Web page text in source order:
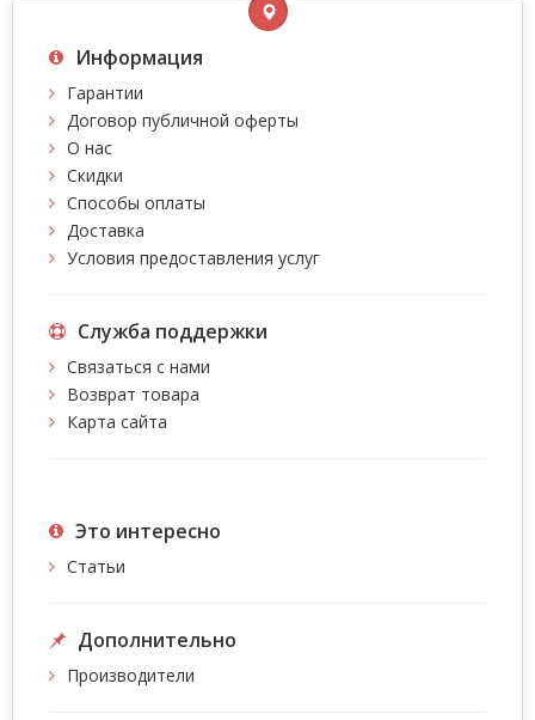
Информация
Гарантии
Договор публичной оферты
О нас
Скидки
Способы оплаты
Доставка
Условия предоставления услуг
Служба поддержки
Связаться с нами
Возврат товара
Карта сайта
Это интересно
Статьи
Дополнительно
Производители